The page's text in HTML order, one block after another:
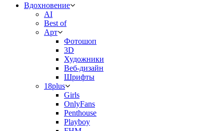
Вдохновение
AI
Best of
Арт
Фотошоп
3D
Художники
Веб-дизайн
Шрифты
18plus
Girls
OnlyFans
Penthouse
Playboy